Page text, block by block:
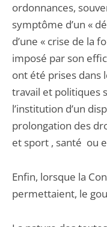
ordonnances,
symptôme d’un «
d’une « crise de la
imposé par son
ont été prises dans
travail et politiques
l’institution d’un
prolongation des
et sport , santé ou
Enfin, lorsque la
permettaient, le